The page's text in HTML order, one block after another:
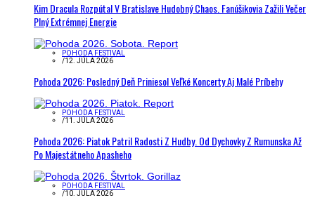
Kim Dracula Rozpútal V Bratislave Hudobný Chaos. Fanúšikovia Zažili Večer
Plný Extrémnej Energie
POHODA FESTIVAL
/12. JÚLA 2026
Pohoda 2026: Posledný Deň Priniesol Veľké Koncerty Aj Malé Príbehy
POHODA FESTIVAL
/11. JÚLA 2026
Pohoda 2026: Piatok Patril Radosti Z Hudby. Od Dychovky Z Rumunska Až
Po Majestátneho Apasheho
POHODA FESTIVAL
/10. JÚLA 2026